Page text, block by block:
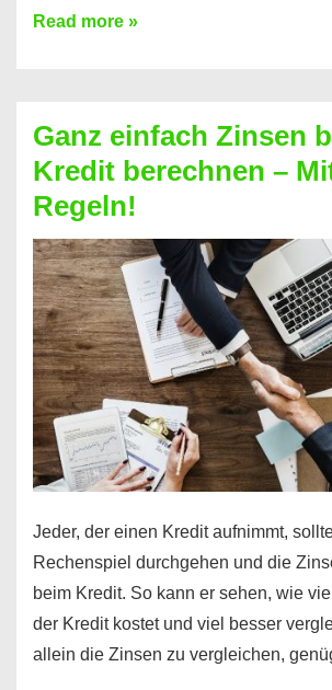
Einen
bekommen?
So
ist
es
möglich!
Read more »
Ganz einfach Zinsen
Kredit berechnen –
Regeln!
Jeder, der einen Kredit aufnimmt,
Rechenspiel durchgehen und die
beim Kredit. So kann er sehen, wie
der Kredit kostet und viel besser
allein die Zinsen zu vergleichen,